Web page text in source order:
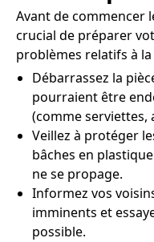
Avant de commencer
crucial de préparer
problèmes relatifs à
Débarrassez la
pourraient être
(comme serviettes,
Veillez à protéger
bâches en
ne se propage.
Informez vos
imminents et
possible.